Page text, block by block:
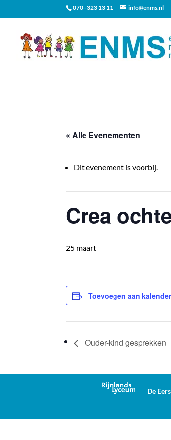
070 - 323 13 11 info@enms.nl
« Alle Evenementen
Dit evenement is voorbij.
Crea
25 maart
Toevoegen aan kalender
Ouder-kind gesprekken
De